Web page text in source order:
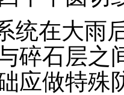
统在大雨
碎石层之
应做特殊